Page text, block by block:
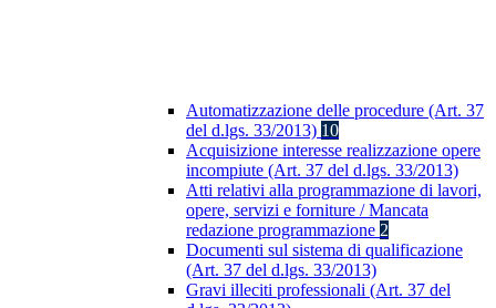
Automatizzazione delle procedure (Art. 37
del d.lgs. 33/2013) 10
Acquisizione interesse realizzazione opere
incompiute (Art. 37 del d.lgs. 33/2013)
Atti relativi alla programmazione di lavori,
opere, servizi e forniture / Mancata
redazione programmazione 2
Documenti sul sistema di qualificazione
(Art. 37 del d.lgs. 33/2013)
Gravi illeciti professionali (Art. 37 del